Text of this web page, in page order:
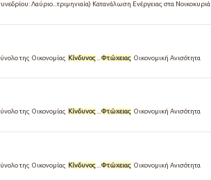
Λαύριο...τριμηνιαία) Κατανάλωση Ενέργειας στα Νοικοκυριά
της Οικονομίας Κίνδυνος Φτώχειας Οικονομική Ανισότητα
της Οικονομίας Κίνδυνος...Φτώχειας Οικονομική Ανισότητα
της Οικονομίας Κίνδυνος Φτώχειας Οικονομική Ανισότητα